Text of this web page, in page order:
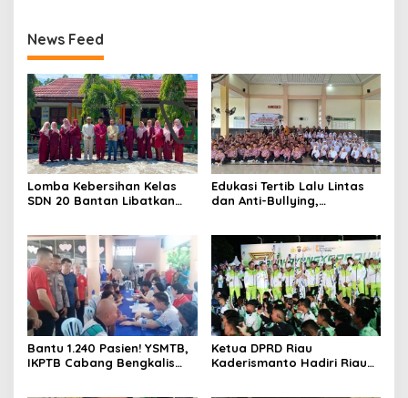
News Feed
Lomba Kebersihan Kelas
SDN 20 Bantan Libatkan
Edukasi Tertib Lalu Lintas
dan Anti-Bullying,
di SD IT Al-Fatih Duri
Bantu 1.240 Pasien! YSMTB,
IKPTB Cabang Bengkalis
Ketua DPRD Riau
Kaderismanto Hadiri Riau